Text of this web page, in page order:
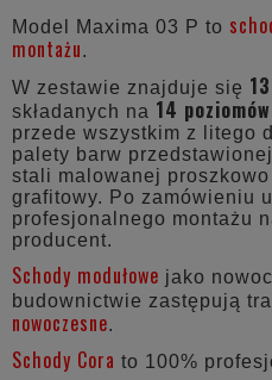
Model Maxima 03 P to
montażu.
W zestawie znajduje się
składanych na 14 poziomów
przede wszystkim z litego
palety barw
stali malowanej
grafitowy. Po zamówieniu
profesjonalnego montażu
producent.
Schody modułowe jako
budownictwie zastępują
nowoczesne.
Schody Cora to 100%